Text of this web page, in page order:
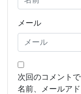
メール
次回のコメント
名前、メールア